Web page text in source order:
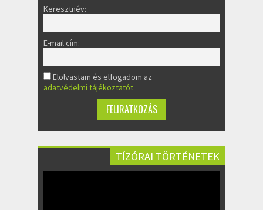
Keresztnév:
E-mail cím:
Elolvastam és elfogadom az
adatvédelmi tájékoztatót
TÍZÓRAI TÖRTÉNETEK